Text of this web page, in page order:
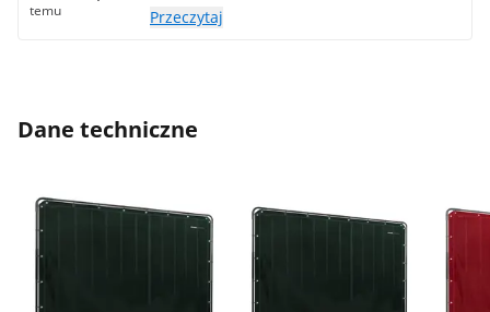
temu
Przeczytaj
Dane techniczne